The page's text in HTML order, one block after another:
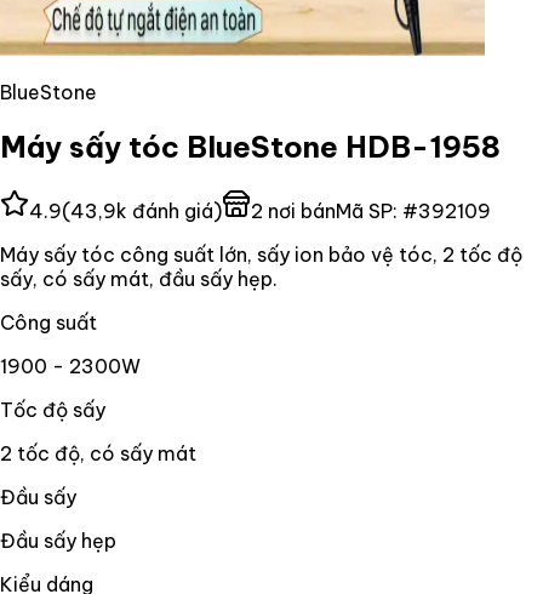
BlueStone
Máy sấy tóc BlueStone HDB-1958
4.9(43,9k đánh giá) 2 nơi bánMã SP: #392109
Máy sấy tóc công suất lớn, sấy ion bảo vệ tóc, 2 tốc độ
sấy, có sấy mát, đầu sấy hẹp.
Công suất
1900 - 2300W
Tốc độ sấy
2 tốc độ, có sấy mát
Đầu sấy
Đầu sấy hẹp
Kiểu dáng